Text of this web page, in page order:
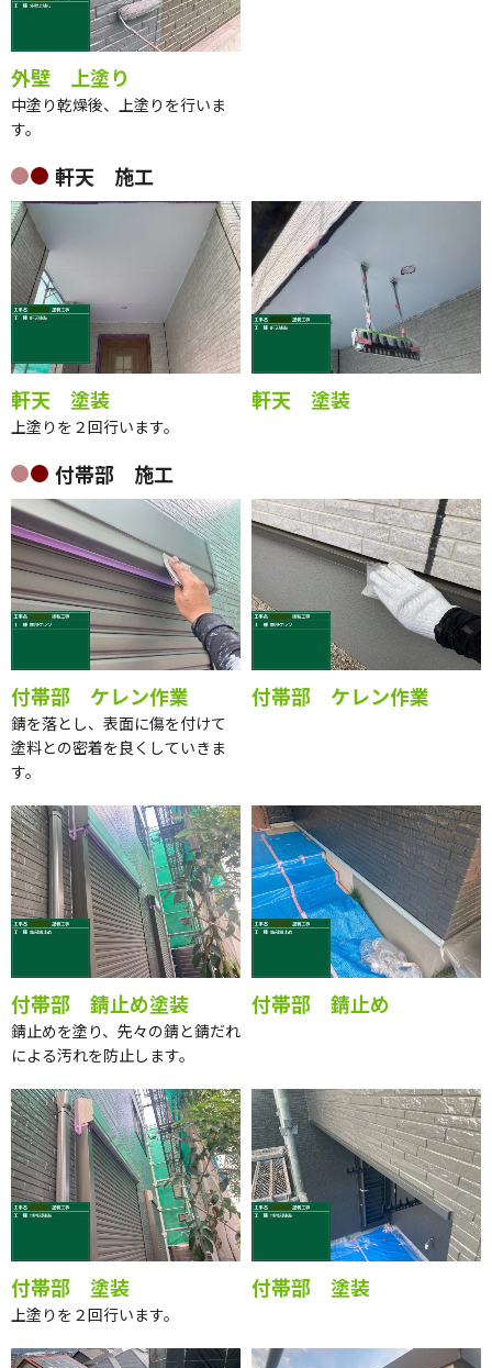
外壁 上塗り
中塗り乾燥後、上塗りを行いま
す。
軒天 施工
軒天 塗装
上塗りを２回行います。
軒天 塗装
付帯部 施工
付帯部 ケレン作業
錆を落とし、表面に傷を付けて
塗料との密着を良くしていきま
す。
付帯部 ケレン作業
付帯部 錆止め塗装
錆止めを塗り、先々の錆と錆だれ
による汚れを防止します。
付帯部 錆止め
付帯部 塗装
上塗りを２回行います。
付帯部 塗装